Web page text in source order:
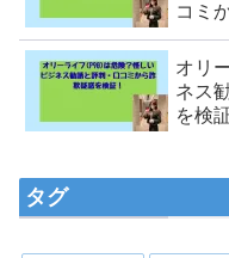
コミ
オリ
ネス
を検
タグ